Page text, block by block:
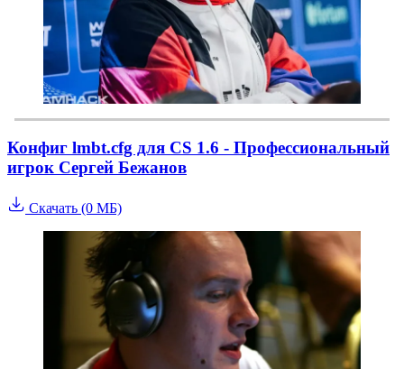
Конфиг lmbt.cfg для CS 1.6 - Профессиональный
игрок Сергей Бежанов
Скачать (0 МБ)